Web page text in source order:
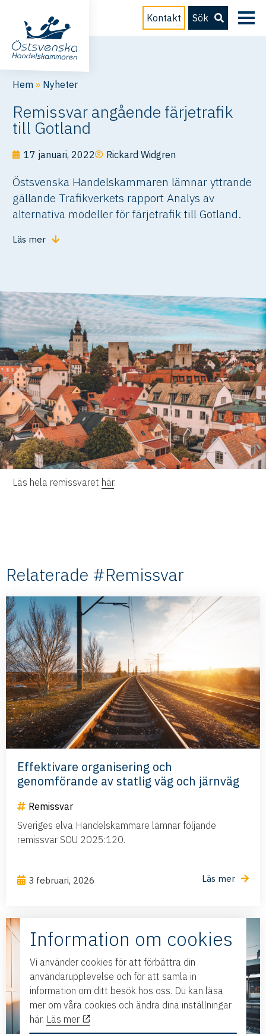
Kontakt Sök
Hem » Nyheter
Remissvar angående färjetrafik
till Gotland
17 januari, 2022 Rickard Widgren
Östsvenska Handelskammaren lämnar yttrande
gällande Trafikverkets rapport Analys av
alternativa modeller för färjetrafik till Gotland.
Läs mer
Läs hela remissvaret här.
Relaterade #Remissvar
Effektivare organisering och
genomförande av statlig väg och järnväg
Remissvar
Sveriges elva Handelskammare lämnar följande
remissvar SOU 2025:120.
3 februari, 2026 Läs mer
Information om cookies
Vi använder cookies för att förbättra din
användarupplevelse och för att samla in
information om ditt besök hos oss. Du kan läsa
mer om våra cookies och ändra dina inställningar
här. Läs mer